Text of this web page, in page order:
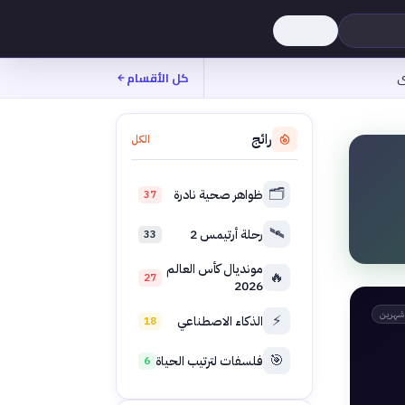
كل الأقسام
رائج الكل
🗂️ ظواهر صحية نادرة 37
🛰️ رحلة أرتيمس 2 33
🔥 مونديال كأس العالم
2026
27
⚡ الذكاء الاصطناعي 18
🎯 فلسفات لترتيب الحياة 6